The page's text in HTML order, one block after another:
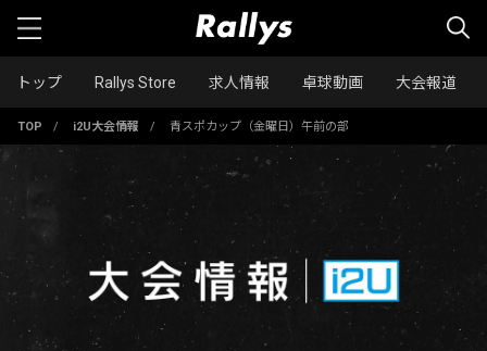
トップ Rallys Store 求人情報 卓球動画 大会報道
TOP / i2U大会情報 / 青スポカップ（金曜日）午前の部